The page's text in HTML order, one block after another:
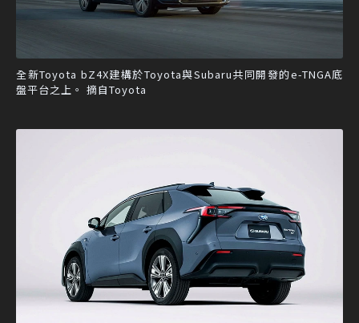
全新Toyota bZ4X建構於Toyota與Subaru共同開發的e-TNGA底
盤平台之上。 摘自Toyota